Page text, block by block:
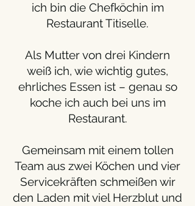
ich bin die Chefköchin im
Restaurant Titiselle.
Als Mutter von drei Kindern
weiß ich, wie wichtig gutes,
ehrliches Essen ist – genau so
koche ich auch bei uns im
Restaurant.
Gemeinsam mit einem tollen
Team aus zwei Köchen und vier
Servicekräften schmeißen wir
den Laden mit viel Herzblut und